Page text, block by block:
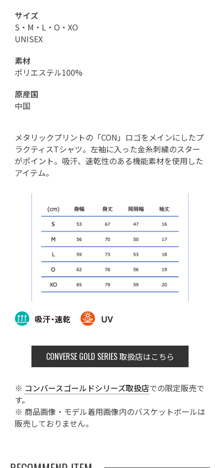
サイズ
S・M・L・O・XO
UNISEX
素材
ポリエステル100%
原産国
中国
メタリックプリントの「CON」ロゴをメインにしたプ
ラクティスTシャツ。左袖に入った金糸刺繍のスター
がポイント。吸汗、速乾性のある機能素材を使用した
アイテム。
CONVERSE GOLD SERIES取扱店はこちら
※ コンバースゴールドシリーズ取扱店での限定販売で
す。
※ 商品画像・モデル着用画像内のバスケットボールは
販売しておりません。